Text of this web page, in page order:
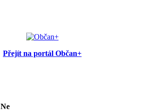
Přejít na portál Občan+
Ne